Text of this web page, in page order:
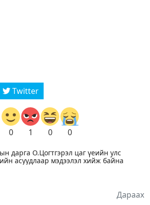
Twitter
0 1 0 0
дарга О.Цогтгэрэл цаг үеийн улс
асуудлаар мэдээлэл хийж байна
Дараах